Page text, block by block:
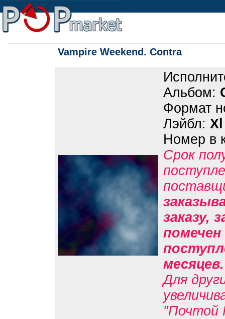
Vampire Weekend. Contra
Альбом:
Формат
Лэйбл:
Номер в
Срок
заказу,
помечен
Для
"Почтой